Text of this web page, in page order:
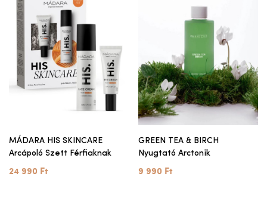
MÁDARA HIS SKINCARE
Arcápoló Szett Férfiaknak
24 990 Ft
GREEN TEA & BIRCH
Nyugtató Arctonik
9 990 Ft